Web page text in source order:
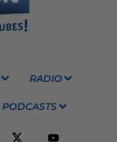
RADIO
PODCASTS